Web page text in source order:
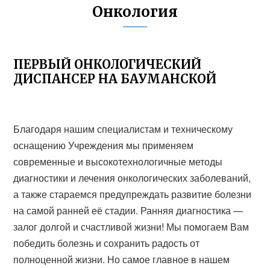
Онкология
ПЕРВЫЙ ОНКОЛОГИЧЕСКИЙ
ДИСПАНСЕР НА БАУМАНСКОЙ
Благодаря нашим специалистам и техническому
оснащению Учреждения мы применяем
современные и высокотехнологичные методы
диагностики и лечения онкологических заболеваний,
а также стараемся предупреждать развитие болезни
на самой ранней её стадии. Ранняя диагностика —
залог долгой и счастливой жизни! Мы помогаем Вам
победить болезнь и сохранить радость от
полноценной жизни. Но самое главное в нашем